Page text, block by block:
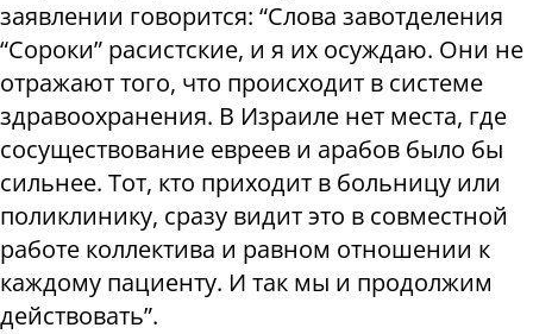
заявлении говорится: “Слова завотделения
“Сороки” расистские, и я их осуждаю. Они не
отражают того, что происходит в системе
здравоохранения. В Израиле нет места, где
сосуществование евреев и арабов было бы
сильнее. Тот, кто приходит в больницу или
поликлинику, сразу видит это в совместной
работе коллектива и равном отношении к
каждому пациенту. И так мы и продолжим
действовать”.